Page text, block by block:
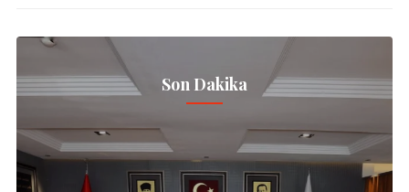
Son Dakika